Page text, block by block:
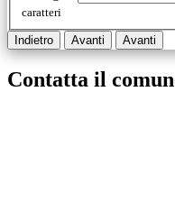
caratteri
Indietro Avanti Avanti
Contatta il